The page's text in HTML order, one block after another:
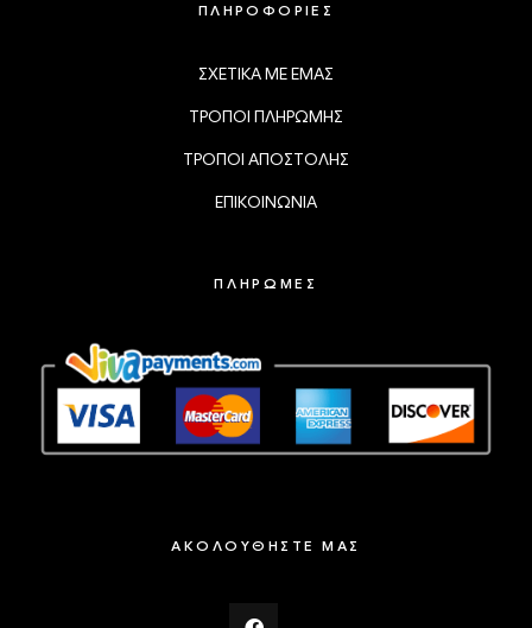
ΠΛΗΡΟΦΟΡΙΕΣ
ΣΧΕΤΙΚΑ ΜΕ ΕΜΑΣ
ΤΡΟΠΟΙ ΠΛΗΡΩΜΗΣ
ΤΡΟΠΟΙ ΑΠΟΣΤΟΛΗΣ
ΕΠΙΚΟΙΝΩΝΙΑ
ΠΛΗΡΩΜΕΣ
ΑΚΟΛΟΥΘΗΣΤΕ ΜΑΣ